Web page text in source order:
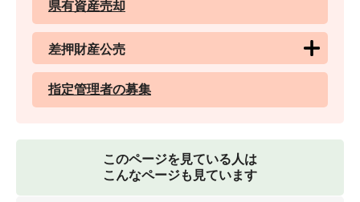
県有資産売却
差押財産公売
指定管理者の募集
このページを見ている人は
こんなページも見ています